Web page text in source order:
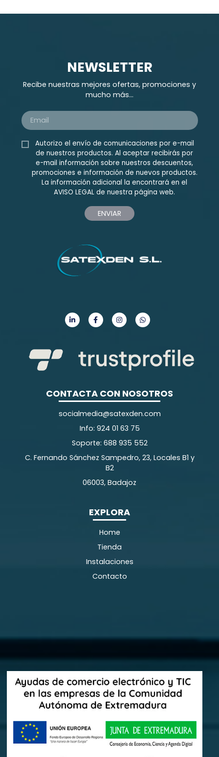
NEWSLETTER
Recibe nuestras mejores ofertas, promociones y
mucho más...
Autorizo el envío de comunicaciones por e-mail
de nuestros productos. Al aceptar recibirás por
e-mail información sobre nuestros descuentos,
promociones e información de nuevos productos.
La información adicional la encontrará en el
AVISO LEGAL de nuestra página web.
ENVIAR
EXPLORA
Home
Tienda
Instalaciones
Contacto
CONTACTA CON NOSOTROS
socialmedia@satexden.com
Info: 924 01 63 75
Soporte: 688 935 552
C. Fernando Sánchez Sampedro, 23, Locales B1 y
B2
06003, Badajoz